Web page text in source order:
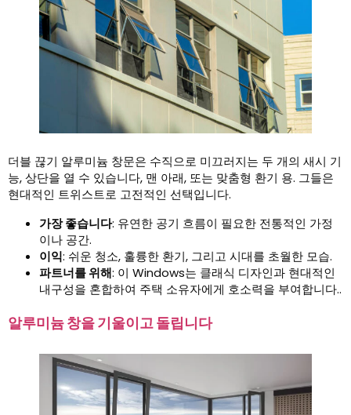
더블 끊기 알루미늄 창문은 수직으로 미끄러지는 두 개의 새시 기
능, 상단을 열 수 있습니다, 맨 아래, 또는 맞춤형 환기 용. 그들은
현대적인 트위스트로 고전적인 선택입니다.
가장 좋습니다: 유연한 공기 흐름이 필요한 전통적인 가정
이나 공간.
이익: 쉬운 청소, 훌륭한 환기, 그리고 시대를 초월한 모습.
파트너를 위해: 이 Windows는 클래식 디자인과 현대적인
내구성을 혼합하여 주택 소유자에게 호소력을 부여합니다..
알루미늄 창을 기울이고 돌립니다